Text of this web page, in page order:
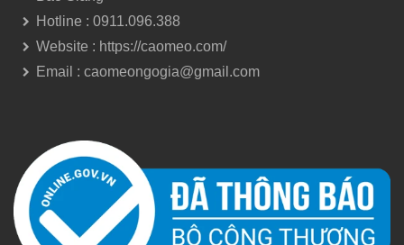
Hotline : 0911.096.388
Website : https://caomeo.com/
Email : caomeongogia@gmail.com